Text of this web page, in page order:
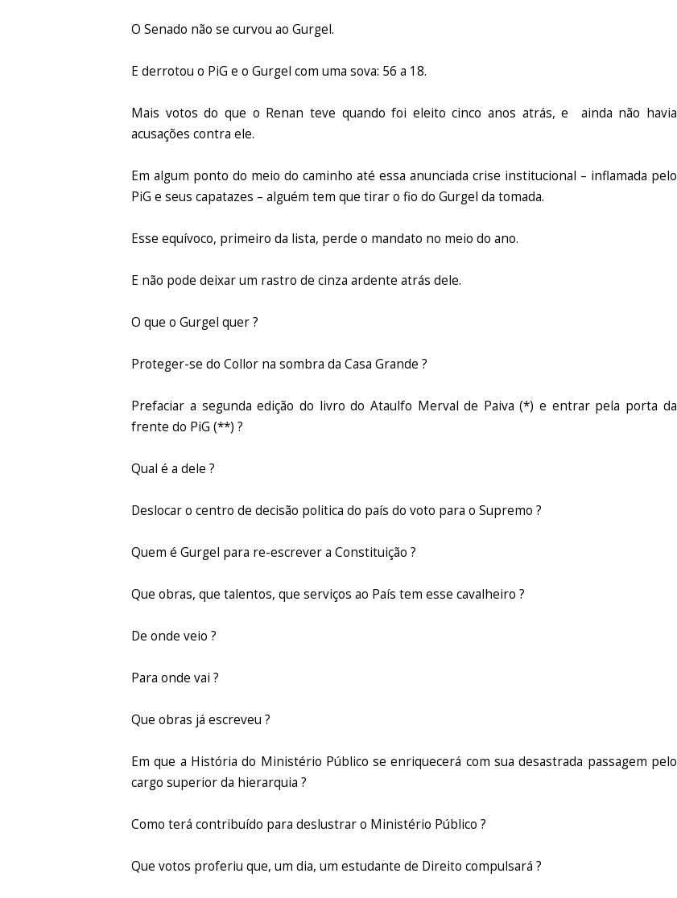
O Senado não se curvou ao Gurgel.
E derrotou o PiG e o Gurgel com uma sova: 56 a 18.
Mais votos do que o Renan teve quando foi eleito cinco anos atrás, e ainda não havia
acusações contra ele.
Em algum ponto do meio do caminho até essa anunciada crise institucional – inflamada pelo
PiG e seus capatazes – alguém tem que tirar o fio do Gurgel da tomada.
Esse equívoco, primeiro da lista, perde o mandato no meio do ano.
E não pode deixar um rastro de cinza ardente atrás dele.
O que o Gurgel quer ?
Proteger-se do Collor na sombra da Casa Grande ?
Prefaciar a segunda edição do livro do Ataulfo Merval de Paiva (*) e entrar pela porta da
frente do PiG (**) ?
Qual é a dele ?
Deslocar o centro de decisão politica do país do voto para o Supremo ?
Quem é Gurgel para re-escrever a Constituição ?
Que obras, que talentos, que serviços ao País tem esse cavalheiro ?
De onde veio ?
Para onde vai ?
Que obras já escreveu ?
Em que a História do Ministério Público se enriquecerá com sua desastrada passagem pelo
cargo superior da hierarquia ?
Como terá contribuído para deslustrar o Ministério Público ?
Que votos proferiu que, um dia, um estudante de Direito compulsará ?